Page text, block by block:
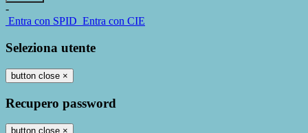
-
Entra con SPID Entra con CIE
Seleziona utente
button close ×
Recupero password
button close ×